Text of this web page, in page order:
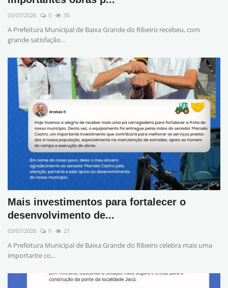
FAQ - Perguntas Frequentes
03/07/2026 0 35
A Prefeitura Municipal de Baixa Grande do Ribeiro recebeu, com
grande satisfação...
Mais investimentos para fortalecer o
desenvolvimento de...
03/07/2026 0 21
A Prefeitura Municipal de Baixa Grande do Ribeiro celebra mais uma
importante co...